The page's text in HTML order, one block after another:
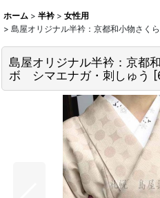
ホーム > 半衿 > 女性用
> 島屋オリジナル半衿：京都和小物さく
島屋オリジナル半衿：京都
ボ シマエナガ・刺しゅう [